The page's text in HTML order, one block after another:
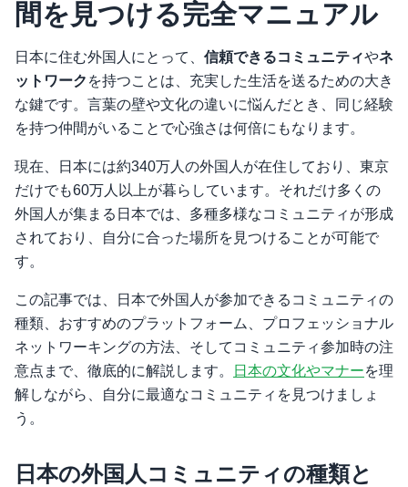
間を見つける完全マニュアル
日本に住む外国人にとって、 信頼できるコミュニティやネ
ットワーク を持つことは、充実した生活を送るための大き
な鍵です。言葉の壁や文化の違いに悩んだとき、同じ経験
を持つ仲間がいることで心強さは何倍にもなります。
現在、日本には約340万人の外国人が在住しており、東京
だけでも60万人以上が暮らしています。それだけ多くの
外国人が集まる日本では、多種多様なコミュニティが形成
されており、自分に合った場所を見つけることが可能で
す。
この記事では、日本で外国人が参加できるコミュニティの
種類、おすすめのプラットフォーム、プロフェッショナル
ネットワーキングの方法、そしてコミュニティ参加時の注
意点まで、徹底的に解説します。
日本の文化やマナーを理
解しながら、自分に最適なコミュニティを見つけましょ
う。
日本の外国人コミュニティの種類と